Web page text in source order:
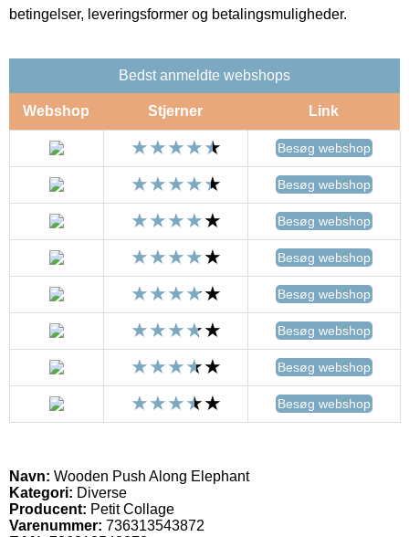
betingelser, leveringsformer og betalingsmuligheder.
Bedst anmeldte webshops
Webshop Stjerner Link
Besøg webshop
Besøg webshop
Besøg webshop
Besøg webshop
Besøg webshop
Besøg webshop
Besøg webshop
Besøg webshop
Navn: Wooden Push Along Elephant
Kategori: Diverse
Producent: Petit Collage
Varenummer: 736313543872